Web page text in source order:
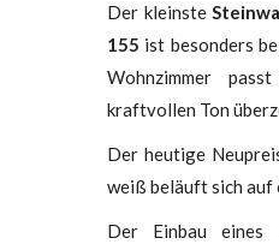
Der kleinste
155 ist besonders
Wohnzimmer
kraftvollen Ton
Der heutige
weiß beläuft sich auf
Der Einbau eines